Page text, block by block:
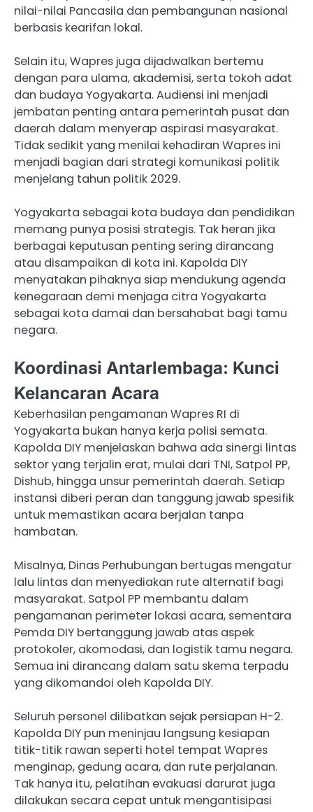
nilai-nilai Pancasila dan pembangunan nasional
berbasis kearifan lokal.
Selain itu, Wapres juga dijadwalkan bertemu
dengan para ulama, akademisi, serta tokoh adat
dan budaya Yogyakarta. Audiensi ini menjadi
jembatan penting antara pemerintah pusat dan
daerah dalam menyerap aspirasi masyarakat.
Tidak sedikit yang menilai kehadiran Wapres ini
menjadi bagian dari strategi komunikasi politik
menjelang tahun politik 2029.
Yogyakarta sebagai kota budaya dan pendidikan
memang punya posisi strategis. Tak heran jika
berbagai keputusan penting sering dirancang
atau disampaikan di kota ini. Kapolda DIY
menyatakan pihaknya siap mendukung agenda
kenegaraan demi menjaga citra Yogyakarta
sebagai kota damai dan bersahabat bagi tamu
negara.
Koordinasi Antarlembaga: Kunci
Kelancaran Acara
Keberhasilan pengamanan Wapres RI di
Yogyakarta bukan hanya kerja polisi semata.
Kapolda DIY menjelaskan bahwa ada sinergi lintas
sektor yang terjalin erat, mulai dari TNI, Satpol PP,
Dishub, hingga unsur pemerintah daerah. Setiap
instansi diberi peran dan tanggung jawab spesifik
untuk memastikan acara berjalan tanpa
hambatan.
Misalnya, Dinas Perhubungan bertugas mengatur
lalu lintas dan menyediakan rute alternatif bagi
masyarakat. Satpol PP membantu dalam
pengamanan perimeter lokasi acara, sementara
Pemda DIY bertanggung jawab atas aspek
protokoler, akomodasi, dan logistik tamu negara.
Semua ini dirancang dalam satu skema terpadu
yang dikomandoi oleh Kapolda DIY.
Seluruh personel dilibatkan sejak persiapan H-2.
Kapolda DIY pun meninjau langsung kesiapan
titik-titik rawan seperti hotel tempat Wapres
menginap, gedung acara, dan rute perjalanan.
Tak hanya itu, pelatihan evakuasi darurat juga
dilakukan secara cepat untuk mengantisipasi